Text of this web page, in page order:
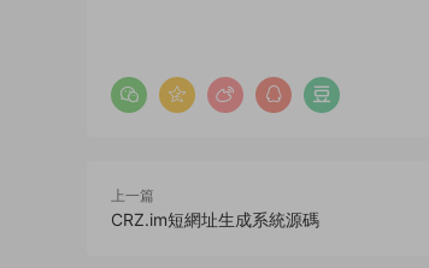
上一篇
CRZ.im短網址生成系統源碼